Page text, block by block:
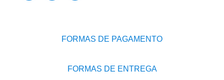
FORMAS DE PAGAMENTO
FORMAS DE ENTREGA